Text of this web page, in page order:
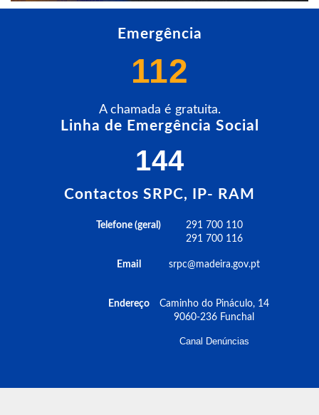
Emergência
112
A chamada é gratuita.
Linha de Emergência Social
144
Contactos SRPC, IP- RAM
Telefone (geral)
Email
Endereço
291 700 110
291 700 116
srpc@madeira.gov.pt
Caminho do Pináculo, 14
9060-236 Funchal
Canal Denúncias